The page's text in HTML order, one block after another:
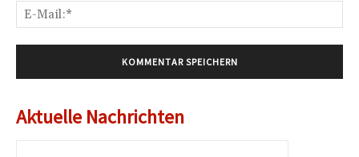
Aktuelle Nachrichten